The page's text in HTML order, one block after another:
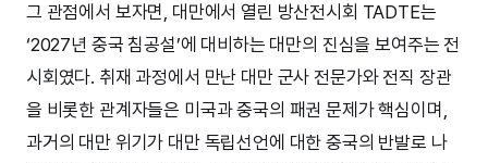
그 관점에서 보자면, 대만에서 열린 방산전시회 TADTE는
‘2027년 중국 침공설’에 대비하는 대만의 진심을 보여주는 전
시회였다. 취재 과정에서 만난 대만 군사 전문가와 전직 장관
을 비롯한 관계자들은 미국과 중국의 패권 문제가 핵심이며,
과거의 대만 위기가 대만 독립선언에 대한 중국의 반발로 나